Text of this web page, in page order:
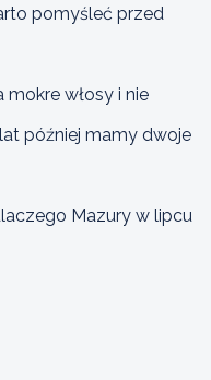
pomyśleć przed
mokre włosy i nie
później mamy dwoje
Mazury w lipcu